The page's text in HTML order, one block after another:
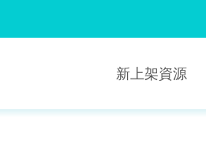
新上架資源